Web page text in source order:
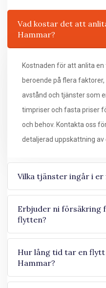
Vad kostar det att
Hammar?
Kostnaden för att anlita
beroende på flera
avstånd och tjänster som
timpriser och fasta priser
och behov. Kontakta oss
detaljerad uppskattning av
Vilka tjänster ingår i
Erbjuder ni försäkring
flytten?
Hur lång tid tar en
Hammar?